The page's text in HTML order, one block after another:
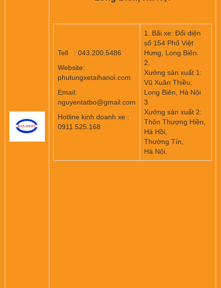
Tell : 043.200.5486
Website:
phutungxetaihanoi.com
Email:
nguyentatbo@gmail.com
Hotline kinh doanh xe :
0911.525.168
1. Bãi xe: Đối diện
số 154 Phố Việt
Hưng, Long Biên.
2.
Xưởng sản xuất 1:
Vũ Xuân Thiều,
Long Biên, Hà Nội
3.
Xưởng sản xuất 2:
Thôn Thượng Hiền,
Hà Hồi,
Thường Tín,
Hà Nội.